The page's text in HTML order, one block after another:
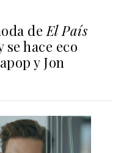
de El País
se hace eco
y Jon